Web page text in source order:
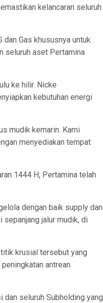
kelancaran seluruh
dan Gas khususnya untuk
seluruh aset Pertamina
ke hilir. Nicke
kebutuhan energi
mudik kemarin. Kami
menyediakan tempat
1444 H, Pertamina telah
dengan baik supply dan
sepanjang jalur mudik, di
krusial tersebut yang
antrean
seluruh Subholding yang